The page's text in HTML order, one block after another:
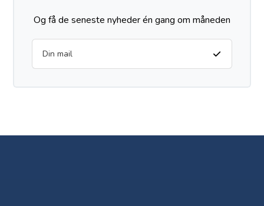
Og få de seneste nyheder én gang om måneden